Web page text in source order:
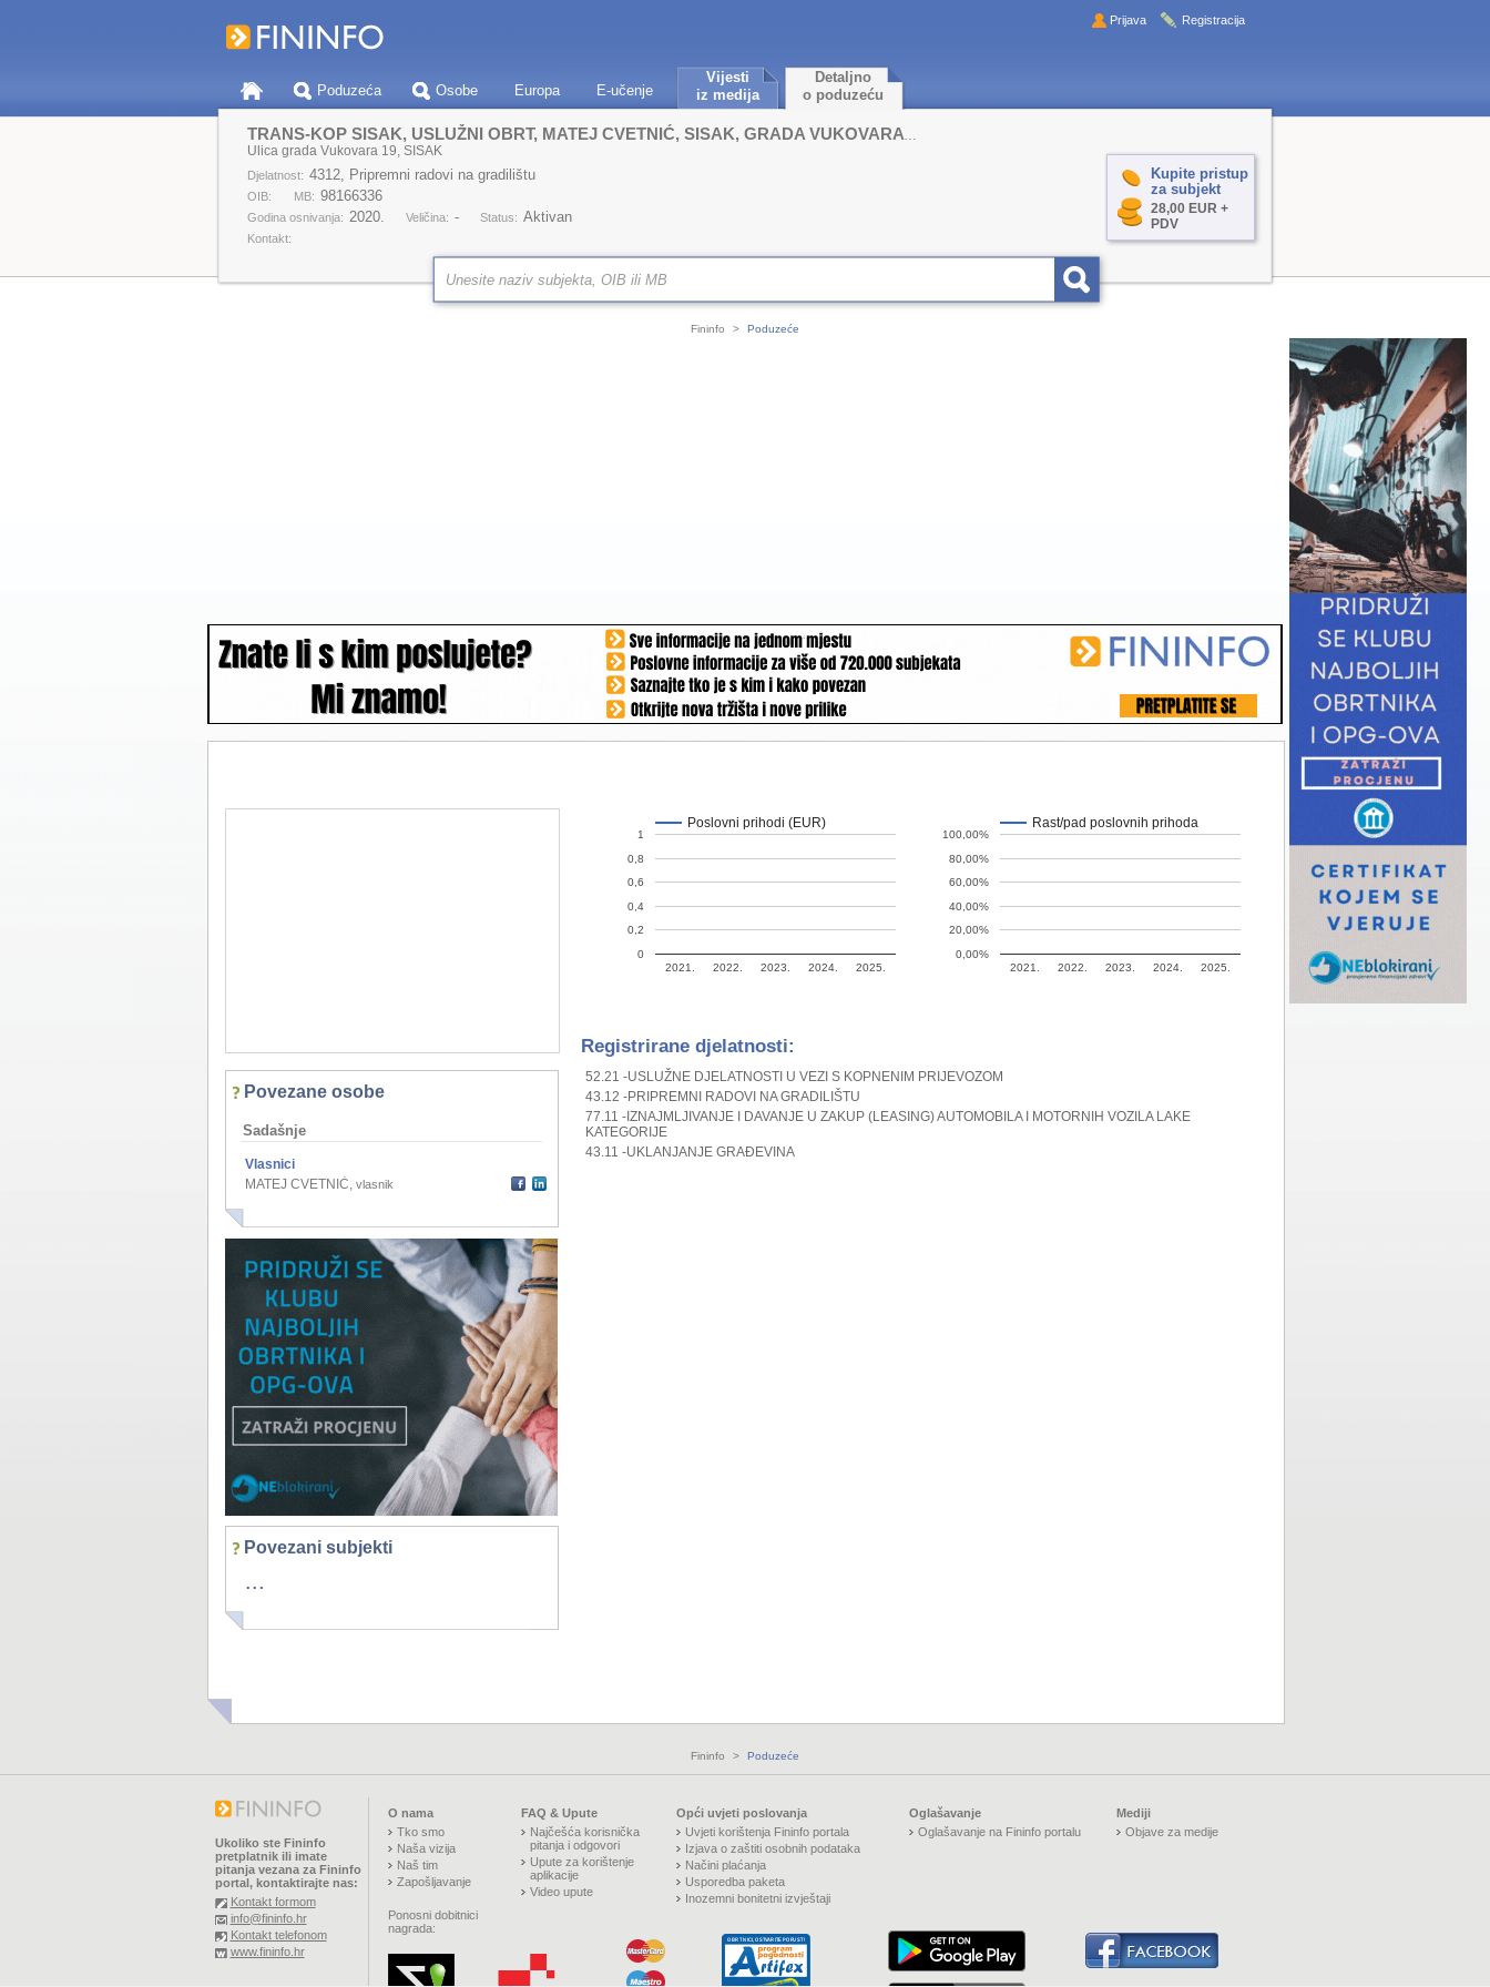
Poduzeća Osobe Europa E-učenje
Vijesti
iz medija
Detaljno
o poduzeću
Prijava Registracija
Kupite pristup
za subjekt
28,00 EUR +
PDV
TRANS-KOP SISAK, USLUŽNI OBRT, MATEJ CVETNIĆ, SISAK, GRADA VUKOVARA 19
Ulica grada Vukovara 19, SISAK
Djelatnost: 4312, Pripremni radovi na gradilištu
OIB: MB: 98166336
Godina osnivanja: 2020. Veličina: - Status: Aktivan
Kontakt:
Fininfo > Poduzeće
Povezane osobe
Sadašnje
Vlasnici
MATEJ CVETNIĆ, vlasnik
Povezani subjekti
...
Poslovni prihodi (EUR)
2021. 2022. 2023. 2024. 2025.
0
0,2
0,4
0,6
0,8
1
Rast/pad poslovnih prihoda
2021. 2022. 2023. 2024. 2025.
0,00%
20,00%
40,00%
60,00%
80,00%
100,00%
Registrirane djelatnosti:
52.21 -USLUŽNE DJELATNOSTI U VEZI S KOPNENIM PRIJEVOZOM
43.12 -PRIPREMNI RADOVI NA GRADILIŠTU
77.11 -IZNAJMLJIVANJE I DAVANJE U ZAKUP (LEASING) AUTOMOBILA I MOTORNIH VOZILA LAKE
KATEGORIJE
43.11 -UKLANJANJE GRAĐEVINA
Fininfo > Poduzeće
Ukoliko ste Fininfo
pretplatnik ili imate
pitanja vezana za Fininfo
portal, kontaktirajte nas:
Kontakt formom
info@fininfo.hr
Kontakt telefonom
www.fininfo.hr
O nama
Tko smo
Naša vizija
Naš tim
Zapošljavanje
Ponosni dobitnici
nagrada:
FAQ & Upute
Najčešća korisnička
pitanja i odgovori
Upute za korištenje
aplikacije
Video upute
Opći uvjeti poslovanja
Uvjeti korištenja Fininfo portala
Izjava o zaštiti osobnih podataka
Načini plaćanja
Usporedba paketa
Inozemni bonitetni izvještaji
Oglašavanje
Oglašavanje na Fininfo portalu
Mediji
Objave za medije